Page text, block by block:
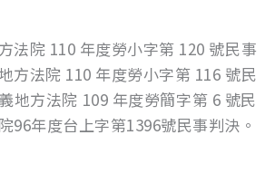
法院 110 年度勞小字第 120 號民事
方法院 110 年度勞小字第 116 號民
地方法院 109 年度勞簡字第 6 號民
96年度台上字第1396號民事判決。